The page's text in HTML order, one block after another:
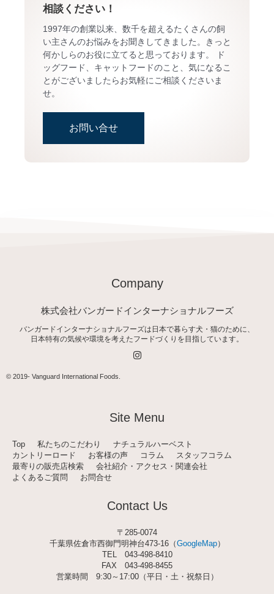
相談ください！
1997年の創業以来、数千を超えるたくさんの飼
い主さんのお悩みをお聞きしてきました。きっと
何かしらのお役に立てると思っております。 ド
ッグフード、キャットフードのこと、気になるこ
とがございましたらお気軽にご相談くださいま
せ。
お問い合せ
Company
株式会社バンガードインターナショナルフーズ
バンガードインターナショナルフーズは日本で暮らす犬・猫のために、
日本特有の気候や環境を考えたフードづくりを目指しています。
I
n
a
m
© 2019- Vanguard International Foods
Site Menu
Top 私たちのこだわり
ナチュラルハーベスト
カントリーロード
お客様の声 コラム
スタッフコラム
最寄りの販売店検索
会社紹介・アクセス・関連会社
よくあるご質問
お問合せ
Contact Us
〒285-0074
千葉県佐倉市西御門明神台473-16（GoogleMap）
TEL 043-498-8410
FAX 043-498-8455
営業時間 9:30～17:00（平日・土・祝祭日）